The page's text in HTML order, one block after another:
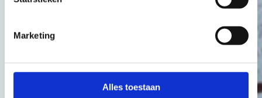
Marketing
Alles toestaan
het onthaal van een winnaar, waarna hij het publiek
par deze week. “Het publiek in het KLM Open is
Luiten dat de baan iets wordt aangepast. “Daarin